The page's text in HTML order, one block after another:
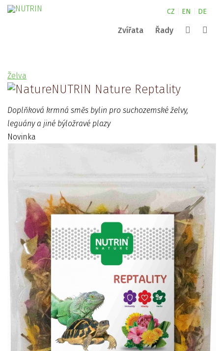
CZ EN DE
Zvířata Řady
Darwin´s
Vyhledat
Želva
NUTRIN Nature Reptality
Doplňková krmná směs bylin pro suchozemské želvy,
leguány a jiné býložravé plazy
Novinka